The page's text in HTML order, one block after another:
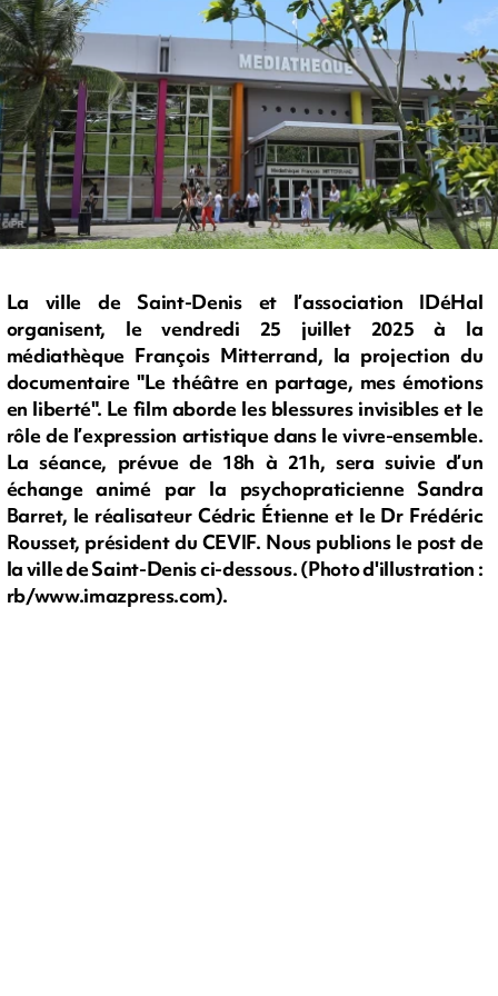
La ville de Saint-Denis et l’association IDéHal
organisent, le vendredi 25 juillet 2025 à la
médiathèque François Mitterrand, la projection du
documentaire "Le théâtre en partage, mes émotions
en liberté". Le film aborde les blessures invisibles et le
rôle de l’expression artistique dans le vivre-ensemble.
La séance, prévue de 18h à 21h, sera suivie d’un
échange animé par la psychopraticienne Sandra
Barret, le réalisateur Cédric Étienne et le Dr Frédéric
Rousset, président du CEVIF. Nous publions le post de
la ville de Saint-Denis ci-dessous. (Photo d'illustration :
rb/www.imazpress.com).